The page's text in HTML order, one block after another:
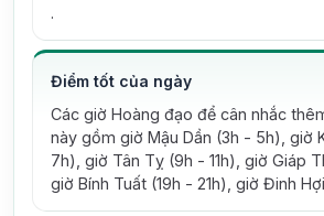
.
Điểm tốt của ngày
Các giờ Hoàng đạo để cân nhắc
này gồm giờ Mậu Dần (3h - 5h), giờ
7h), giờ Tân Tỵ (9h - 11h), giờ Giáp
giờ Bính Tuất (19h - 21h), giờ Đinh